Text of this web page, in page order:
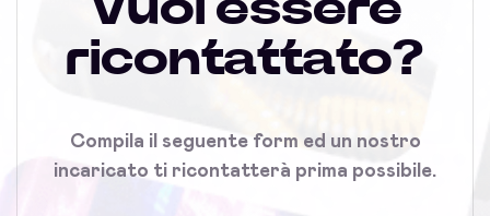
ricontattato?
Compila il seguente form ed un nostro
incaricato ti ricontatterà prima possibile.